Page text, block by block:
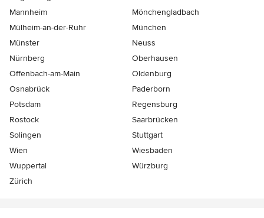
Mannheim
Mönchen­gladbach
Mülheim-an-der-Ruhr
München
Münster
Neuss
Nürnberg
Oberhausen
Offenbach-am-Main
Oldenburg
Osnabrück
Paderborn
Potsdam
Regensburg
Rostock
Saarbrücken
Solingen
Stuttgart
Wien
Wiesbaden
Wuppertal
Würzburg
Zürich